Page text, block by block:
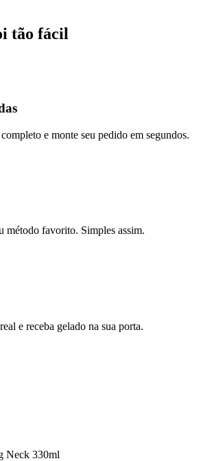
tão fácil
e monte seu pedido em segundos.
método favorito. Simples assim.
e receba gelado na sua porta.
Neck 330ml